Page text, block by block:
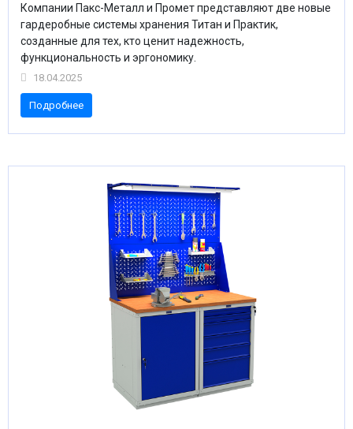
Компании Пакс-Металл и Промет представляют две новые
гардеробные системы хранения Титан и Практик,
созданные для тех, кто ценит надежность,
функциональность и эргономику.
18.04.2025
Подробнее